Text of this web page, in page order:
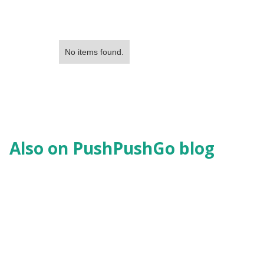
No items found.
Also on PushPushGo blog